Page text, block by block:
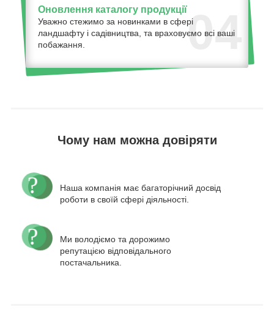
04
Оновлення каталогу продукції
Уважно стежимо за новинками в сфері
ландшафту і садівництва, та враховуємо всі ваші
побажання.
Чому нам можна довіряти
Наша компанія має багаторічний досвід
роботи в своїй сфері діяльності.
Ми володіємо та дорожимо
репутацією відповідального
постачальника.